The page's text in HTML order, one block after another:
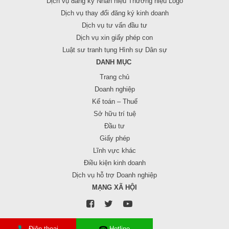
Dịch vụ thay đổi đăng ký kinh doanh
Dịch vụ tư vấn đầu tư
Dịch vụ xin giấy phép con
Luật sư tranh tụng Hình sự Dân sự
DANH MỤC
Trang chủ
Doanh nghiệp
Kế toán – Thuế
Sở hữu trí tuệ
Đầu tư
Giấy phép
Lĩnh vực khác
Điều kiện kinh doanh
Dịch vụ hỗ trợ Doanh nghiệp
MẠNG XÃ HỘI